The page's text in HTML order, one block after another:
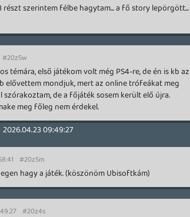
részt szerintem félbe hagytam... a fő story lepörgött...
#20z5w
témára, első játékom volt még PS4-re, de én is kb az
elővettem mondjuk, mert az online trófeákat meg
de a főjáték sosem került elő újra.
meg főleg nem érdekel.
2026.04.23 09:49:27
#20z5m
hagy a játék. (köszönöm Ubisoftkám)
#20z4s